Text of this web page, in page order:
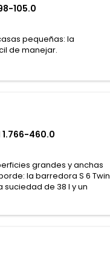
105.0
pequeñas: la
de manejar.
1.766-460.0
grandes y anchas
la barredora S 6 Twin
de 38 l y un